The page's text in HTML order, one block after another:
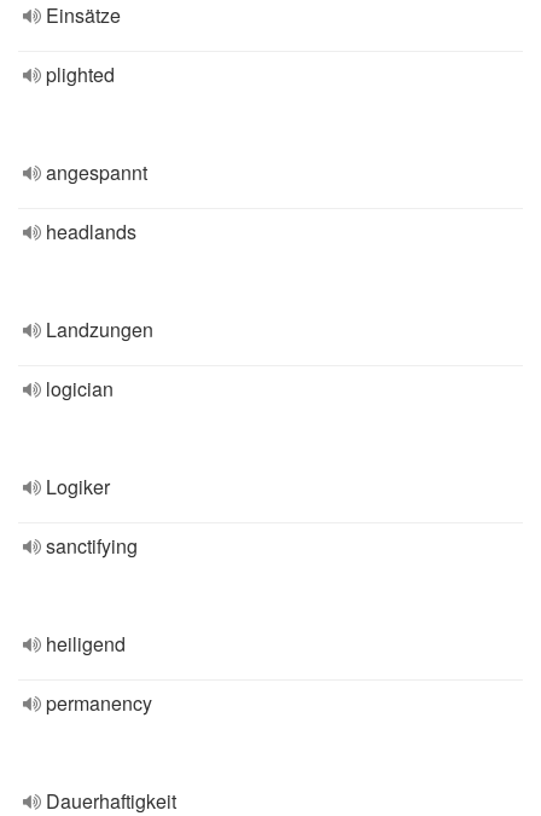
Einsätze
plighted
angespannt
headlands
Landzungen
logician
Logiker
sanctifying
heiligend
permanency
Dauerhaftigkeit